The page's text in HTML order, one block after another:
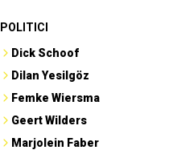
POLITICI
Dick Schoof
Dilan Yesilgöz
Femke Wiersma
Geert Wilders
Marjolein Faber